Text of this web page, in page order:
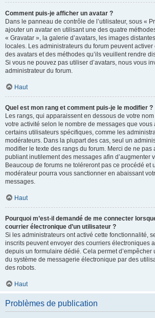
Comment puis-je afficher un avatar ?
Dans le panneau de contrôle de l’utilisateur, sous «
ajouter un avatar en utilisant une des quatre
« Gravatar », la galerie d’avatars, les images
locales. Les administrateurs du forum peuvent
des avatars et des méthodes qu’ils veuillent rendre
Si vous ne pouvez pas utiliser d’avatars, nous vous
administrateur du forum.
Haut
Quel est mon rang et comment puis-je le modifier ?
Les rangs, qui apparaissent en dessous de votre
votre activité selon le nombre de messages que
certains utilisateurs spécifiques, comme les
modérateurs. Dans la plupart des cas, seul un
modifier le texte des rangs du forum. Merci de ne pas
publiant inutilement des messages afin d’augmenter
Beaucoup de forums ne toléreront pas ce procédé et
modérateur pourra vous sanctionner en abaissant
messages.
Haut
Pourquoi m’est-il demandé de me connecter
courrier électronique d’un utilisateur ?
Si les administrateurs ont activé cette fonctionnalité,
inscrits peuvent envoyer des courriers électroniques
depuis un formulaire dédié. Cela permet d’empêcher
du système de messagerie électronique par des
des robots.
Haut
Problèmes de publication